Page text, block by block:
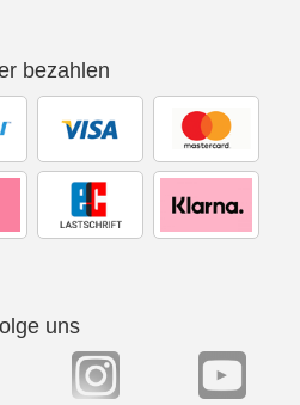
bezahlen
uns